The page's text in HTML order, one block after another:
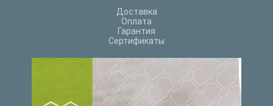
Доставка
Оплата
Гарантия
Сертификаты